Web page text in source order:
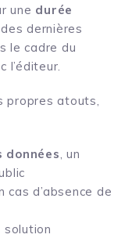
une durée
dernières
le cadre du
l’éditeur.
propres atouts,
, un
cas d’absence de
solution